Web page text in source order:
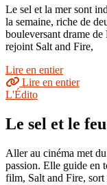
Le sel et la mer sont
la semaine, riche de
bouleversant drame
rejoint Salt and Fire,
Lire en entier
Lire en entier
L'Édito
Le sel et le
Aller au cinéma met
passion. Elle guide en
film, Salt and Fire, sort